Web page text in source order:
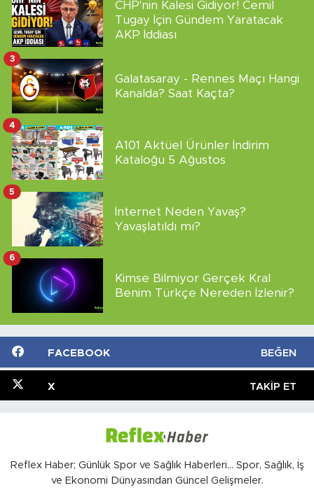
CHP'nin Kalesi Gidiyor! Cemil
Tugay İçin Gündem Yaratacak
AKP İddiası
Galatasaray - Rennes Maçı Hangi
Kanalda? Saat Kaçta?
3
A101 Aktüel Ürünler İndirim
Kataloğu 5 Ağustos
4
İnternet Neden Yavaş?
Yavaşlatıldı mı?
5
Kimse Bilmiyor Gerçek Kral
Benim Türkçe Nereden İzlenir?
6
FACEBOOK BEĞEN
X TAKIP ET
Reflex Haber; Günlük Spor ve Sağlık Haberleri... Spor, Sağlık, İş
ve Ekonomi Dünyasından Güncel Gelişmeler.